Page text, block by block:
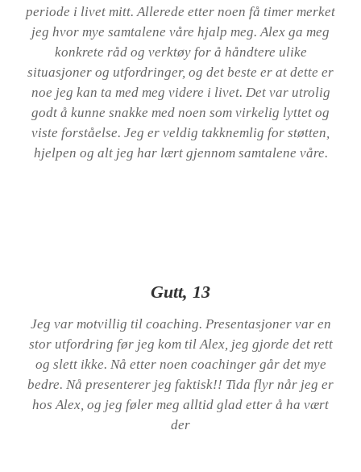
periode i livet mitt. Allerede etter noen få timer merket
jeg hvor mye samtalene våre hjalp meg. Alex ga meg
konkrete råd og verktøy for å håndtere ulike
situasjoner og utfordringer, og det beste er at dette er
noe jeg kan ta med meg videre i livet. Det var utrolig
godt å kunne snakke med noen som virkelig lyttet og
viste forståelse. Jeg er veldig takknemlig for støtten,
hjelpen og alt jeg har lært gjennom samtalene våre.
Gutt, 13
Jeg var motvillig til coaching. Presentasjoner var en
stor utfordring før jeg kom til Alex, jeg gjorde det rett
og slett ikke. Nå etter noen coachinger går det mye
bedre. Nå presenterer jeg faktisk!! Tida flyr når jeg er
hos Alex, og jeg føler meg alltid glad etter å ha vært
der